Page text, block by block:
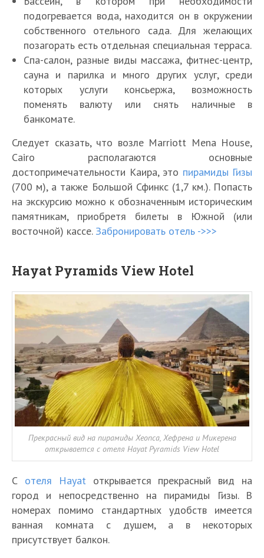
подогревается вода, находится он в окружении
собственного отельного сада. Для желающих
позагорать есть отдельная специальная терраса.
Спа-салон, разные виды массажа, фитнес-центр,
сауна и парилка и много других услуг, среди
которых услуги консьержа, возможность
поменять валюту или снять наличные в
банкомате.
Следует сказать, что возле Marriott Mena House,
Cairo располагаются основные
достопримечательности Каира, это пирамиды Гизы
(700 м), а также Большой Сфинкс (1,7 км.). Попасть
на экскурсию можно к обозначенным историческим
памятникам, приобретя билеты в Южной (или
восточной) кассе. Забронировать отель ->>>
Hayat Pyramids View Hotel
Прекрасный вид на пирамиды Хеопса, Хефрена и Микерена
открывается с отеля Hayat Pyramids View Hotel
С отеля Hayat открывается прекрасный вид на
город и непосредственно на пирамиды Гизы. В
номерах помимо стандартных удобств имеется
ванная комната с душем, а в некоторых
присутствует балкон.